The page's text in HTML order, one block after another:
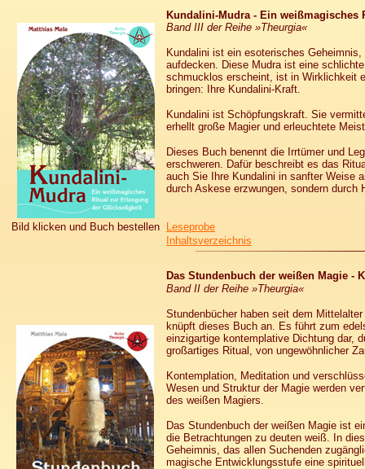
Bild klicken und Buch bestellen
Kundalini-Mudra - Ein
Band III der Reihe »Theurgia«
Kundalini ist ein esoterisches
aufdecken. Diese Mudra ist eine
schmucklos erscheint, ist in Wirklichkeit
bringen: Ihre Kundalini-Kraft.
Kundalini ist Schöpfungskraft. Sie
erhellt große Magier und erleuchtete
Dieses Buch benennt die Irrtümer und
erschweren. Dafür beschreibt es das
auch Sie Ihre Kundalini in sanfter Weise
durch Askese erzwungen, sondern durch
Leseprobe
Inhaltsverzeichnis
Das Stundenbuch der weißen Magie -
Band II der Reihe »Theurgia«
Stundenbücher haben seit dem
knüpft dieses Buch an. Es führt zum
einzigartige kontemplative Dichtung dar,
großartiges Ritual, von ungewöhnlicher
Kontemplation, Meditation und
Wesen und Struktur der Magie werden
des weißen Magiers.
Das Stundenbuch der weißen Magie ist
die Betrachtungen zu deuten weiß. In
Geheimnis, das allen Suchenden
magische Entwicklungsstufe eine